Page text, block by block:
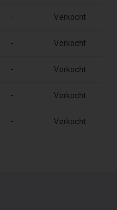
- Verkocht
- Verkocht
- Verkocht
- Verkocht
- Verkocht